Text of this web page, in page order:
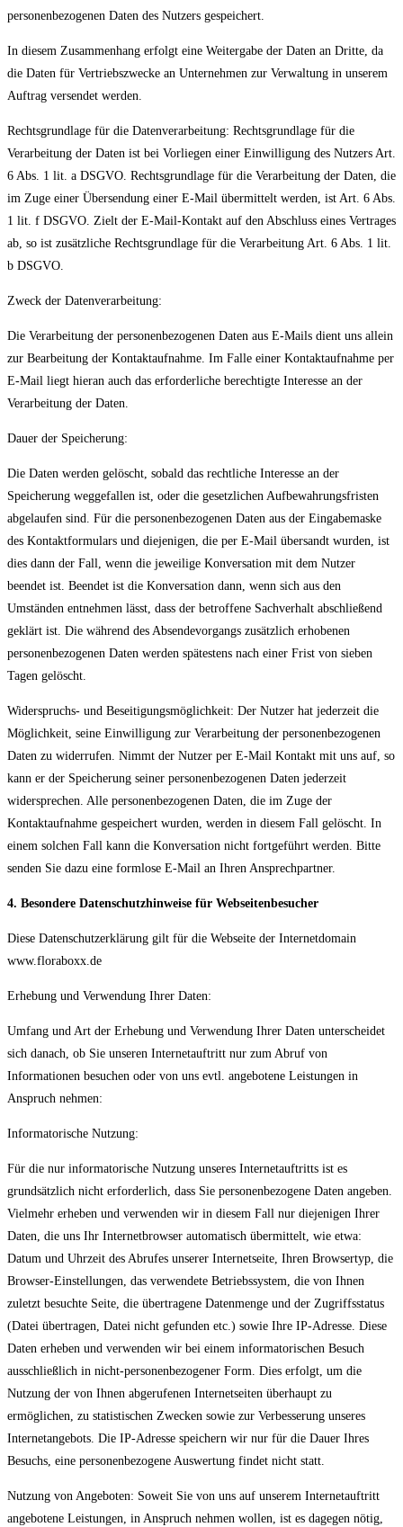
personenbezogenen Daten des Nutzers gespeichert.
In diesem Zusammenhang erfolgt eine Weitergabe der Daten an Dritte, da
die Daten für Vertriebszwecke an Unternehmen zur Verwaltung in unserem
Auftrag versendet werden.
Rechtsgrundlage für die Datenverarbeitung: Rechtsgrundlage für die
Verarbeitung der Daten ist bei Vorliegen einer Einwilligung des Nutzers Art.
6 Abs. 1 lit. a DSGVO. Rechtsgrundlage für die Verarbeitung der Daten, die
im Zuge einer Übersendung einer E-Mail übermittelt werden, ist Art. 6 Abs.
1 lit. f DSGVO. Zielt der E-Mail-Kontakt auf den Abschluss eines Vertrages
ab, so ist zusätzliche Rechtsgrundlage für die Verarbeitung Art. 6 Abs. 1 lit.
b DSGVO.
Zweck der Datenverarbeitung:
Die Verarbeitung der personenbezogenen Daten aus E-Mails dient uns allein
zur Bearbeitung der Kontaktaufnahme. Im Falle einer Kontaktaufnahme per
E-Mail liegt hieran auch das erforderliche berechtigte Interesse an der
Verarbeitung der Daten.
Dauer der Speicherung:
Die Daten werden gelöscht, sobald das rechtliche Interesse an der
Speicherung weggefallen ist, oder die gesetzlichen Aufbewahrungsfristen
abgelaufen sind. Für die personenbezogenen Daten aus der Eingabemaske
des Kontaktformulars und diejenigen, die per E-Mail übersandt wurden, ist
dies dann der Fall, wenn die jeweilige Konversation mit dem Nutzer
beendet ist. Beendet ist die Konversation dann, wenn sich aus den
Umständen entnehmen lässt, dass der betroffene Sachverhalt abschließend
geklärt ist. Die während des Absendevorgangs zusätzlich erhobenen
personenbezogenen Daten werden spätestens nach einer Frist von sieben
Tagen gelöscht.
Widerspruchs- und Beseitigungsmöglichkeit: Der Nutzer hat jederzeit die
Möglichkeit, seine Einwilligung zur Verarbeitung der personenbezogenen
Daten zu widerrufen. Nimmt der Nutzer per E-Mail Kontakt mit uns auf, so
kann er der Speicherung seiner personenbezogenen Daten jederzeit
widersprechen. Alle personenbezogenen Daten, die im Zuge der
Kontaktaufnahme gespeichert wurden, werden in diesem Fall gelöscht. In
einem solchen Fall kann die Konversation nicht fortgeführt werden. Bitte
senden Sie dazu eine formlose E-Mail an Ihren Ansprechpartner.
4. Besondere Datenschutzhinweise für Webseitenbesucher
Diese Datenschutzerklärung gilt für die Webseite der Internetdomain
www.floraboxx.de
Erhebung und Verwendung Ihrer Daten:
Umfang und Art der Erhebung und Verwendung Ihrer Daten unterscheidet
sich danach, ob Sie unseren Internetauftritt nur zum Abruf von
Informationen besuchen oder von uns evtl. angebotene Leistungen in
Anspruch nehmen:
Informatorische Nutzung:
Für die nur informatorische Nutzung unseres Internetauftritts ist es
grundsätzlich nicht erforderlich, dass Sie personenbezogene Daten angeben.
Vielmehr erheben und verwenden wir in diesem Fall nur diejenigen Ihrer
Daten, die uns Ihr Internetbrowser automatisch übermittelt, wie etwa:
Datum und Uhrzeit des Abrufes unserer Internetseite, Ihren Browsertyp, die
Browser-Einstellungen, das verwendete Betriebssystem, die von Ihnen
zuletzt besuchte Seite, die übertragene Datenmenge und der Zugriffsstatus
(Datei übertragen, Datei nicht gefunden etc.) sowie Ihre IP-Adresse. Diese
Daten erheben und verwenden wir bei einem informatorischen Besuch
ausschließlich in nicht-personenbezogener Form. Dies erfolgt, um die
Nutzung der von Ihnen abgerufenen Internetseiten überhaupt zu
ermöglichen, zu statistischen Zwecken sowie zur Verbesserung unseres
Internetangebots. Die IP-Adresse speichern wir nur für die Dauer Ihres
Besuchs, eine personenbezogene Auswertung findet nicht statt.
Nutzung von Angeboten: Soweit Sie von uns auf unserem Internetauftritt
angebotene Leistungen, in Anspruch nehmen wollen, ist es dagegen nötig,